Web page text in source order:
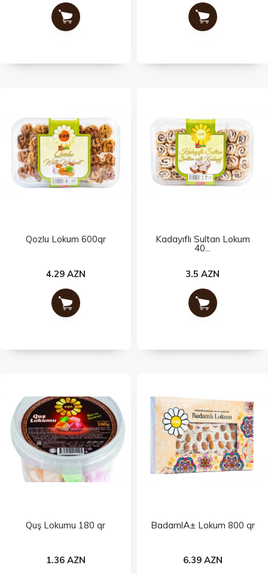
Qozlu Lokum 600qr
4.29 AZN
Kadayıflı Sultan Lokum
40...
3.5 AZN
Quş Lokumu 180 qr
1.36 AZN
BadamlÄ± Lokum 800 qr
6.39 AZN